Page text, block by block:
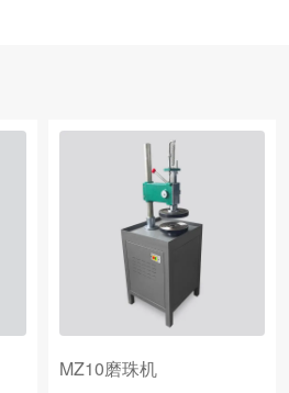
MZ10磨珠机